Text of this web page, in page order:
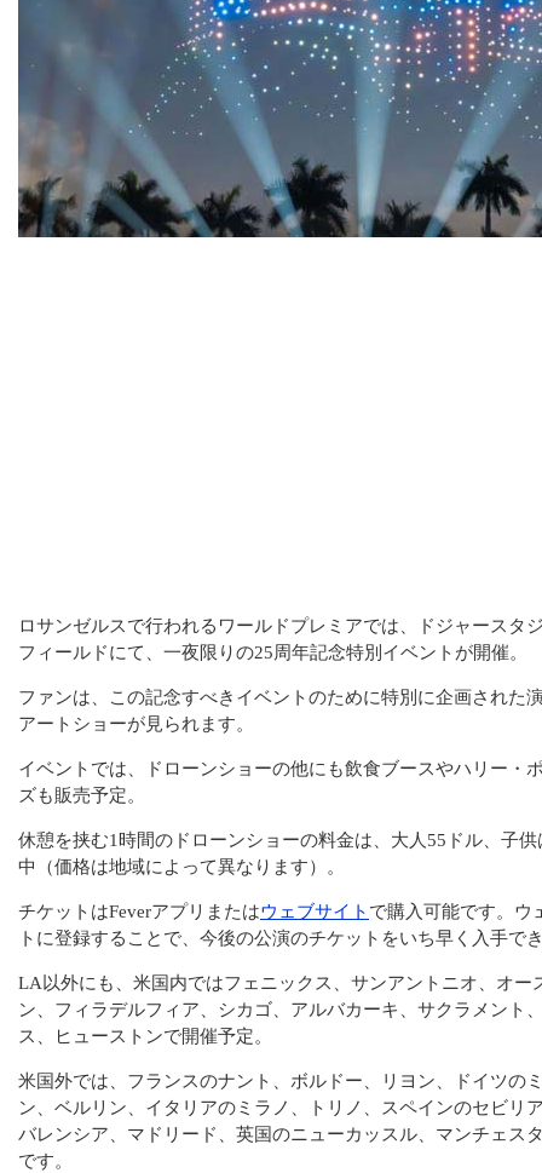
ロサンゼルスで行われるワールドプレミアでは、ドジャースタ
フィールドにて、一夜限りの25周年記念特別イベントが開催。
ファンは、この記念すべきイベントのために特別に企画された
アートショーが見られます。
イベントでは、ドローンショーの他にも飲食ブースやハリー・
ズも販売予定。
休憩を挟む1時間のドローンショーの料金は、大人55ドル、子
中（価格は地域によって異なります）。
チケットはFeverアプリまたはウェブサイト で購入可能です。ウ
トに登録することで、今後の公演のチケットをいち早く入手で
LA以外にも、米国内ではフェニックス、サンアントニオ、オー
ン、フィラデルフィア、シカゴ、アルバカーキ、サクラメント
ス、ヒューストンで開催予定。
米国外では、フランスのナント、ボルドー、リヨン、ドイツの
ン、ベルリン、イタリアのミラノ、トリノ、スペインのセビリ
バレンシア、マドリード、英国のニューカッスル、マンチェス
です。